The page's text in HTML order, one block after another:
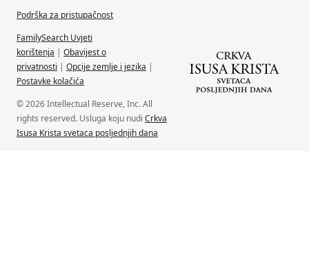
Podrška za pristupačnost
FamilySearch Uvjeti
korištenja | Obavijest o
privatnosti | Opcije zemlje i jezika |
Postavke kolačića
© 2026 Intellectual Reserve, Inc. All
rights reserved. Usluga koju nudi Crkva
Isusa Krista svetaca posljednjih dana